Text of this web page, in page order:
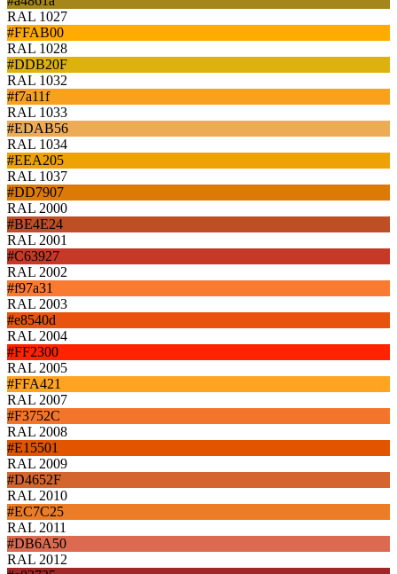
RAL 1027
#FFAB00
RAL 1028
#DDB20F
RAL 1032
#f7a11f
RAL 1033
#EDAB56
RAL 1034
#EEA205
RAL 1037
#DD7907
RAL 2000
#BE4E24
RAL 2001
#C63927
RAL 2002
#f97a31
RAL 2003
#e8540d
RAL 2004
#FF2300
RAL 2005
#FFA421
RAL 2007
#F3752C
RAL 2008
#E15501
RAL 2009
#D4652F
RAL 2010
#EC7C25
RAL 2011
#DB6A50
RAL 2012